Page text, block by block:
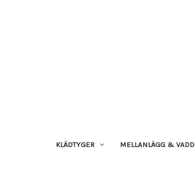
KLÄDTYGER MELLANLÄGG & VADD